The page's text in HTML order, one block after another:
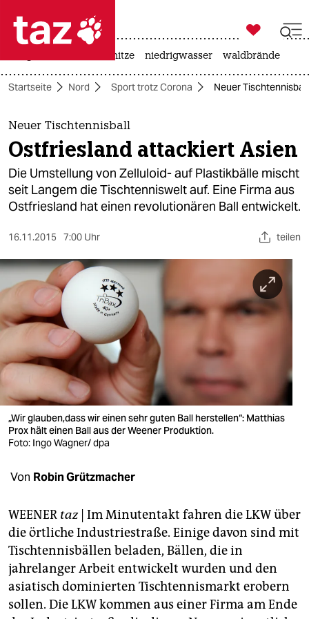
 taz zahl ich
taz zahl ich
themen
politik
öko
sport
berlin
wahrheit
verlag
verlag
shop
fragen & hilfe
unterstützen
abo
genossenschaft

taz zahl ich
hitze niedrigwasser waldbrände
Startseite Nord Sport trotz Corona Neuer
Neuer Tischtennisball
Ostfriesland attackiert Asien
Die Umstellung von Zelluloid- auf Plastikbälle mischt
seit Langem die Tischtenniswelt auf. Eine Firma aus
Ostfriesland hat einen revolutionären Ball entwickelt.
16.11.2015 7:00 Uhr teilen
„Wir glauben,dass wir einen sehr guten Ball herstellen“: Matthias
Prox hält einen Ball aus der Weener Produktion.
Foto: Ingo Wagner/ dpa
Von Robin Grützmacher
WEENER taz| Im Minutentakt fahren die LKW über
die örtliche Industriestraße. Einige davon sind mit
Tischtennisbällen beladen, Bällen, die in
jahrelanger Arbeit entwickelt wurden und den
asiatisch dominierten Tischtennismarkt erobern
sollen. Die LKW kommen aus einer Firma am Ende